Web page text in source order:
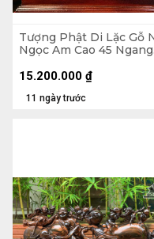
Tượng Phật Di Lặc Gỗ
Ngọc Am Cao 45 Ngang
11 ngày trước
15.200.000 ₫